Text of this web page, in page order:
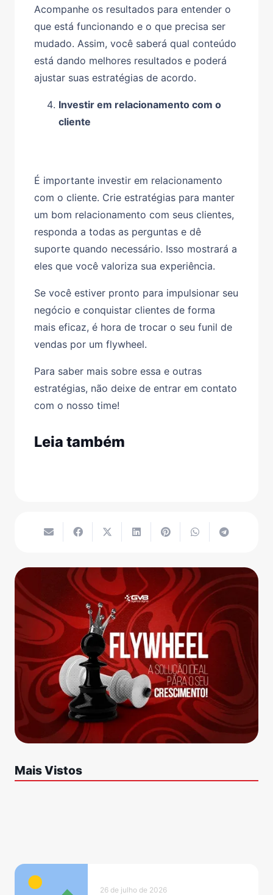
Acompanhe os resultados para entender o
que está funcionando e o que precisa ser
mudado. Assim, você saberá qual conteúdo
está dando melhores resultados e poderá
ajustar suas estratégias de acordo.
Investir em relacionamento com o
cliente
É importante investir em relacionamento
com o cliente. Crie estratégias para manter
um bom relacionamento com seus clientes,
responda a todas as perguntas e dê
suporte quando necessário. Isso mostrará a
eles que você valoriza sua experiência.
Se você estiver pronto para impulsionar seu
negócio e conquistar clientes de forma
mais eficaz, é hora de trocar o seu funil de
vendas por um flywheel.
Para saber mais sobre essa e outras
estratégias, não deixe de entrar em contato
com o nosso time!
Leia também
Mais Vistos
26 de julho de 2026